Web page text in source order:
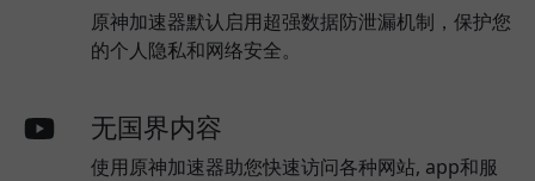
原神加速器默认启用超强数据防泄漏机制，保护您
的个人隐私和网络安全。
无国界内容
使用原神加速器助您快速访问各种网站, app和服